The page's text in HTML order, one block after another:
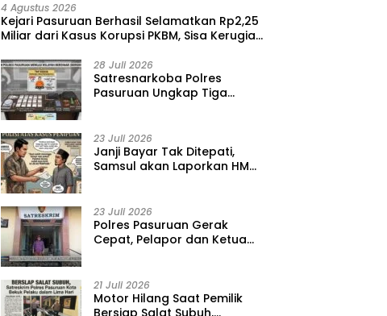
4 Agustus 2026
Kejari Pasuruan Berhasil Selamatkan Rp2,25
Miliar dari Kasus Korupsi PKBM, Sisa Kerugian
28 Juli 2026
‎Satresnarkoba Polres
Pasuruan Ungkap Tiga
23 Juli 2026
‎Janji Bayar Tak Ditepati,
Samsul akan Laporkan HMD
23 Juli 2026
‎Polres Pasuruan Gerak
Cepat, Pelapor dan Ketua
Pasar Desa Randupitu ‎
21 Juli 2026
‎Motor Hilang Saat Pemilik
Bersiap Salat Subuh,